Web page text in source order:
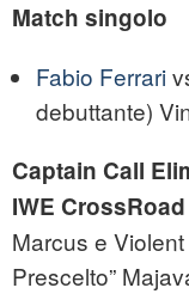
Match singolo
Fabio Ferrari
debuttante)
Captain Call
IWE
Marcus e
Prescelto”